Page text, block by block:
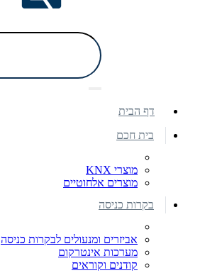
דף הבית
בית חכם
מוצרי KNX
מוצרים אלחוטיים
בקרות כניסה
אביזרים ומנעולים לבקרות כניסה
מערכות אינטרקום
קודנים וקוראים